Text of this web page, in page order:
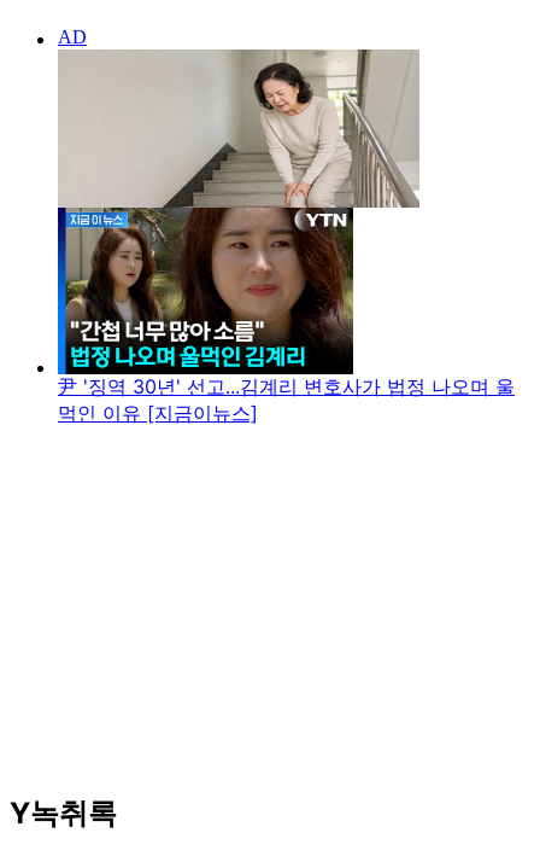
尹 '징역 30년' 선고...김계리 변호사가 법정 나오며 울
먹인 이유 [지금이뉴스]
Y녹취록